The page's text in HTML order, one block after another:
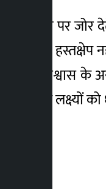
प्रदर्शन पर
से कोई
मंत्री के
वृद्धि के लक्ष्यों